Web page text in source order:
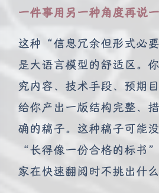
一件事用另一种角度再说
这种“信息冗余但形式必
是大语言模型的舒适区。
究内容、技术手段、预期
给你产出一版结构完整、
确的稿子。这种稿子可能
“长得像一份合格的标书
家在快速翻阅时不挑出什么